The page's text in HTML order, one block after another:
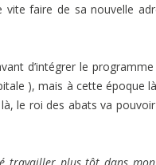
faire de sa nouvelle
d’intégrer le
), mais à cette époque
le roi des abats va pouvoir
travailler plus tôt dans